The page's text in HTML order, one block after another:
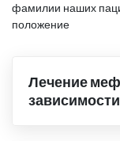
фамилии наших
положение
Лечение
зависимости